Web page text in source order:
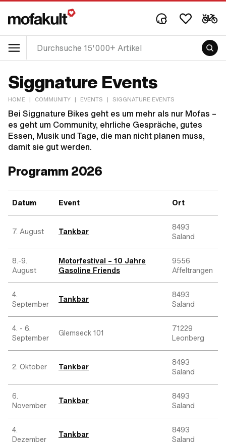
Siggnature Events
HOME | COMMUNITY | EVENTS | SIGGNATURE EVENTS
Bei Siggnature Bikes geht es um mehr als nur Mofas –
es geht um Community, ehrliche Gespräche, gutes
Essen, Musik und Tage, die man nicht planen muss,
damit sie gut werden.
Programm 2026
Datum Event Ort
7. August Tankbar
8493
Saland
8.-9.
August
Motorfestival – 10 Jahre
Gasoline Friends
9556
Affeltrangen
4.
September
Tankbar
8493
Saland
4. - 6.
September
Glemseck 101
71229
Leonberg
2. Oktober Tankbar
8493
Saland
6.
November
Tankbar
8493
Saland
4.
Dezember
Tankbar
8493
Saland